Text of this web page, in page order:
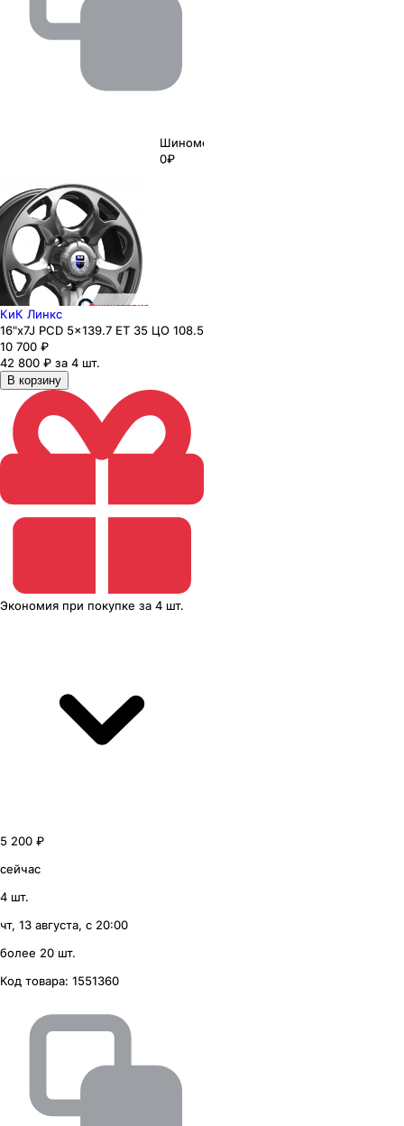
Шиномонтаж
0₽
КиК Линкс
16"x7J PCD 5x139.7 ЕТ 35 ЦО 108.5
10 700 ₽
42 800 ₽ за 4 шт.
В корзину
Экономия при покупке за 4 шт.
5 200 ₽
сейчас
4 шт.
чт, 13 августа, с 20:00
более 20 шт.
Код товара: 1551360